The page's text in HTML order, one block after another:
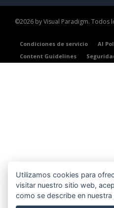
©2026 by Visual Paradigm. Todos
Condiciones de servicio AI
Content Guidelines
Utilizamos cookies para
visitar nuestro sitio web,
como se describe en nuestra